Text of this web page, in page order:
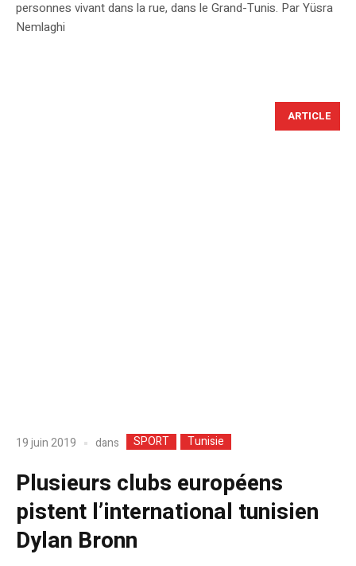
personnes vivant dans la rue, dans le Grand-Tunis. Par Yüsra
Nemlaghi
ARTICLE
19 juin 2019 dans SPORT Tunisie
Plusieurs clubs européens
pistent l’international tunisien
Dylan Bronn